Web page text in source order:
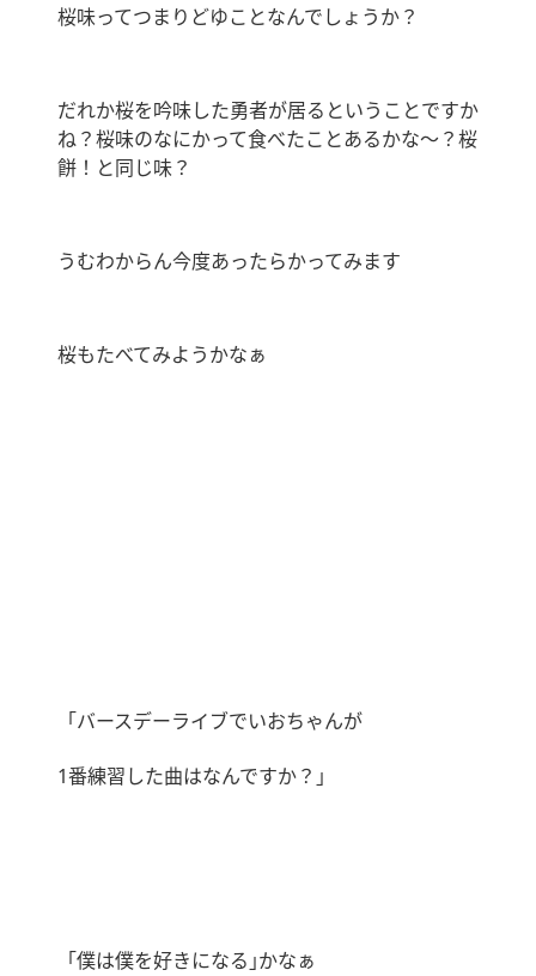
桜味ってつまりどゆことなんでしょうか？
だれか桜を吟味した勇者が居るということですか
ね？桜味のなにかって食べたことあるかな〜？桜
餅！と同じ味？
うむわからん今度あったらかってみます
桜もたべてみようかなぁ
「バースデーライブでいおちゃんが
1番練習した曲はなんですか？｣
「僕は僕を好きになる｣かなぁ